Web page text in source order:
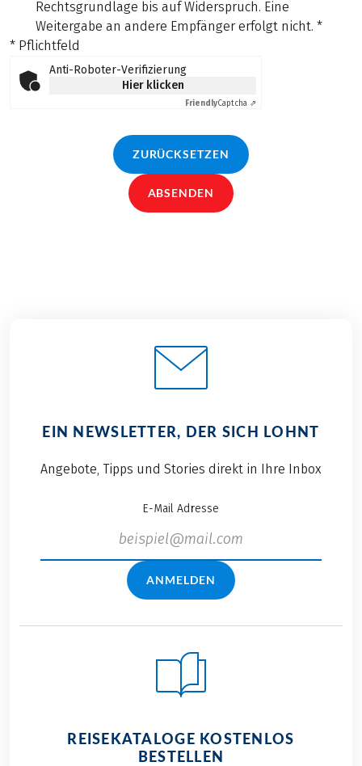
Rechtsgrundlage bis auf Widerspruch. Eine
Weitergabe an andere Empfänger erfolgt nicht. *
* Pflichtfeld
Anti-Roboter-Verifizierung
Hier klicken
FriendlyCaptcha ⇗
ZURÜCKSETZEN
ABSENDEN
EIN NEWSLETTER, DER SICH LOHNT
Angebote, Tipps und Stories direkt in Ihre Inbox
E-Mail Adresse
ANMELDEN
REISEKATALOGE KOSTENLOS
BESTELLEN